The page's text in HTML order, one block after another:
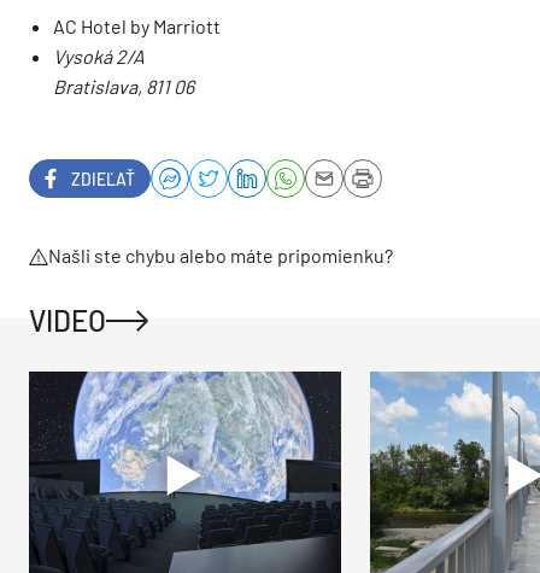
AC Hotel by Marriott
Vysoká 2/A
Bratislava, 811 06
ZDIEĽAŤ
Našli ste chybu alebo máte pripomienku?
VIDEO